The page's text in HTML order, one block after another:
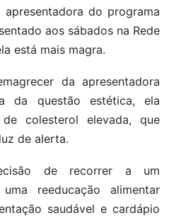
apresentadora do programa
aos sábados na Rede
está mais magra.
da apresentadora
da questão estética, ela
colesterol elevada, que
de alerta.
de recorrer a um
reeducação alimentar
saudável e cardápio